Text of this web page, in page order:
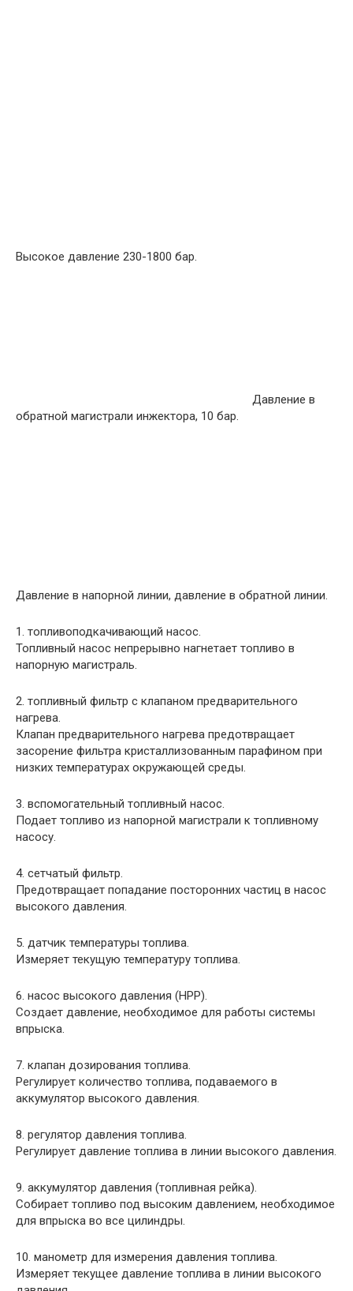
Высокое давление 230-1800 бар.
Давление в
обратной магистрали инжектора, 10 бар.
Давление в напорной линии, давление в обратной линии.
1. топливоподкачивающий насос.
Топливный насос непрерывно нагнетает топливо в
напорную магистраль.
2. топливный фильтр с клапаном предварительного
нагрева.
Клапан предварительного нагрева предотвращает
засорение фильтра кристаллизованным парафином при
низких температурах окружающей среды.
3. вспомогательный топливный насос.
Подает топливо из напорной магистрали к топливному
насосу.
4. сетчатый фильтр.
Предотвращает попадание посторонних частиц в насос
высокого давления.
5. датчик температуры топлива.
Измеряет текущую температуру топлива.
6. насос высокого давления (HPP).
Создает давление, необходимое для работы системы
впрыска.
7. клапан дозирования топлива.
Регулирует количество топлива, подаваемого в
аккумулятор высокого давления.
8. регулятор давления топлива.
Регулирует давление топлива в линии высокого давления.
9. аккумулятор давления (топливная рейка).
Собирает топливо под высоким давлением, необходимое
для впрыска во все цилиндры.
10. манометр для измерения давления топлива.
Измеряет текущее давление топлива в линии высокого